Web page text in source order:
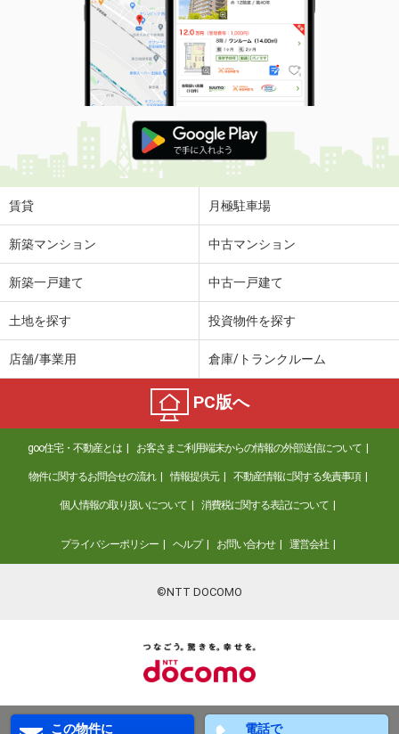
賃貸 月極駐車場
新築マンション 中古マンション
新築一戸建て 中古一戸建て
土地を探す 投資物件を探す
店舗/事業用 倉庫/トランクルーム
PC版へ
goo住宅・不動産とは お客さまご利用端末からの情報の外部送信について
物件に関するお問合せの流れ 情報提供元 不動産情報に関する免責事項
個人情報の取り扱いについて 消費税に関する表記について
プライバシーポリシー ヘルプ お問い合わせ 運営会社
©NTT DOCOMO
この物件に 電話で